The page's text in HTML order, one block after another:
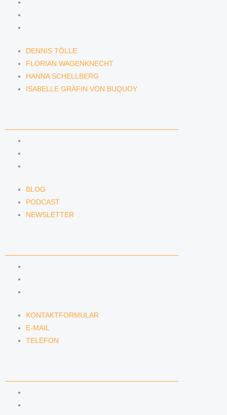
DENNIS TÖLLE
FLORIAN WAGENKNECHT
HANNA SCHELLBERG
ISABELLE GRÄFIN VON BUQUOY
BLOG
PODCAST
NEWSLETTER
KONTAKTFORMULAR
E-MAIL
TELEFON